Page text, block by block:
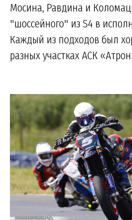
Мосина, Равдина и
"шоссейного" из S4 в
Каждый из подходов был
разных участках АСК